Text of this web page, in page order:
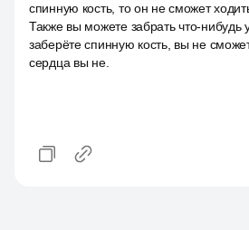
спинную кость, то он не сможет
Также вы можете забрать что-нибудь
заберёте спинную кость, вы не
сердца вы не.